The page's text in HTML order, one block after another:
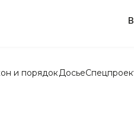
и порядок Досье